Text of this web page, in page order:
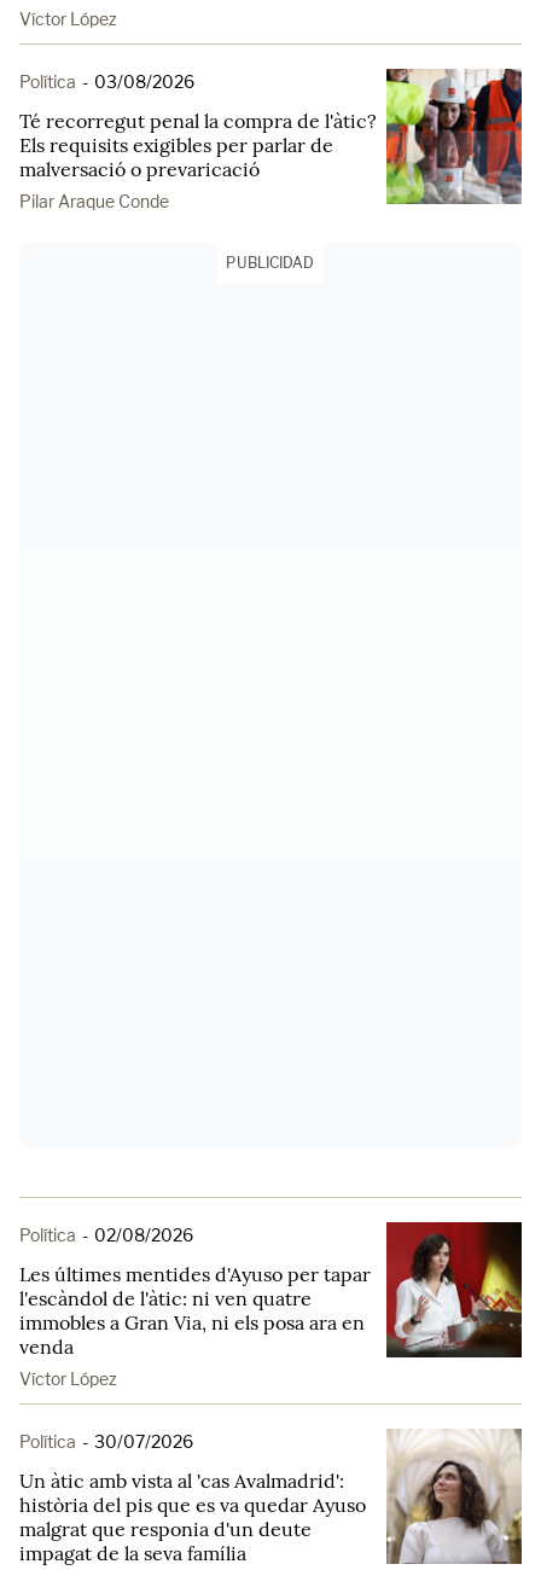
Víctor López
Política - 03/08/2026
Té recorregut penal la compra de l'àtic?
Els requisits exigibles per parlar de
malversació o prevaricació
Pilar Araque Conde
PUBLICIDAD
Política - 02/08/2026
Les últimes mentides d'Ayuso per tapar
l'escàndol de l'àtic: ni ven quatre
immobles a Gran Via, ni els posa ara en
venda
Víctor López
Política - 30/07/2026
Un àtic amb vista al 'cas Avalmadrid':
història del pis que es va quedar Ayuso
malgrat que responia d'un deute
impagat de la seva família